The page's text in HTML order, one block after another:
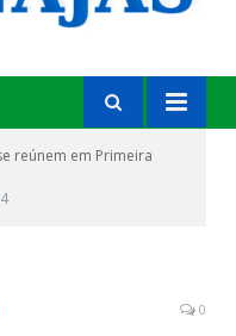
reúnem em Primeira
0